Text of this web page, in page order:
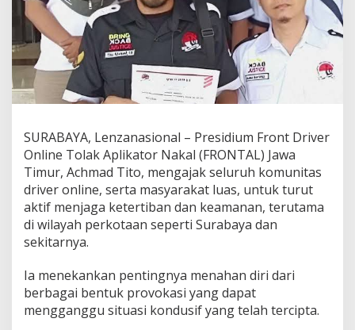
k
a
n
K
o
n
s
i
f
i
t
a
s
y
a
r
SURABAYA, Lenzanasional – Presidium Front Driver
Online Tolak Aplikator Nakal (FRONTAL) Jawa
Timur, Achmad Tito, mengajak seluruh komunitas
driver online, serta masyarakat luas, untuk turut
aktif menjaga ketertiban dan keamanan, terutama
di wilayah perkotaan seperti Surabaya dan
sekitarnya.
Ia menekankan pentingnya menahan diri dari
berbagai bentuk provokasi yang dapat
mengganggu situasi kondusif yang telah tercipta.